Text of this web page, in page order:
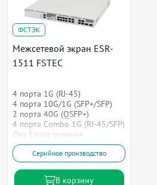
ФСТЭК
Межсетевой экран ESR-
1511 FSTEC
4 порта 1G (RJ-45)
4 порта 10G/1G (SFP+/SFP)
2 порта 40G (QSFP+)
4 порта Combo 1G (RJ-45/SFP)
Два блока питания
Серийное производство
В корзину